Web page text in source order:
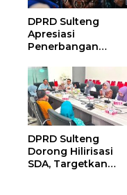
DPRD Sulteng
Apresiasi
Penerbangan
Guangzhou, Dorong
Investasi
DPRD Sulteng
Dorong Hilirisasi
SDA, Targetkan